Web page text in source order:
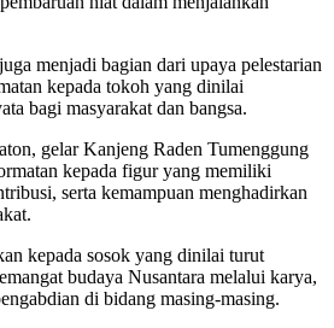
menjadi bagian dari upaya pelestarian
kepada tokoh yang dinilai
bagi masyarakat dan bangsa.
gelar Kanjeng Raden Tumenggung
kepada figur yang memiliki
serta kemampuan menghadirkan
kepada sosok yang dinilai turut
budaya Nusantara melalui karya,
di bidang masing-masing.